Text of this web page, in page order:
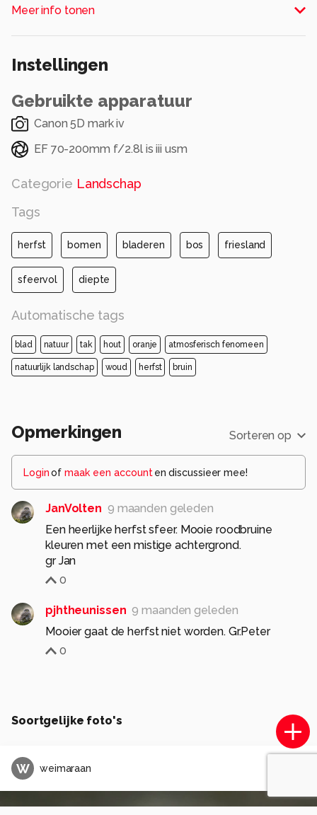
Alle rechten voorbehouden
Meer info tonen
Instellingen
Gebruikte apparatuur
Canon 5D mark iv
EF 70-200mm f/2.8l is iii usm
Categorie Landschap
Tags
herfst bomen bladeren bos friesland
sfeervol diepte
Automatische tags
blad natuur tak hout oranje atmosferisch fenomeen
natuurlijk landschap woud herfst bruin
Opmerkingen Sorteren op
Loginof maak een account en discussieer mee!
JanVolten 9 maanden geleden
Een heerlijke herfst sfeer. Mooie roodbruine
kleuren met een mistige achtergrond.
gr Jan
0
pjhtheunissen 9 maanden geleden
Mooier gaat de herfst niet worden. Gr.Peter
0
Soortgelijke foto's
W weimaraan